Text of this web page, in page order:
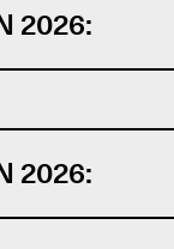
2026:
2026: